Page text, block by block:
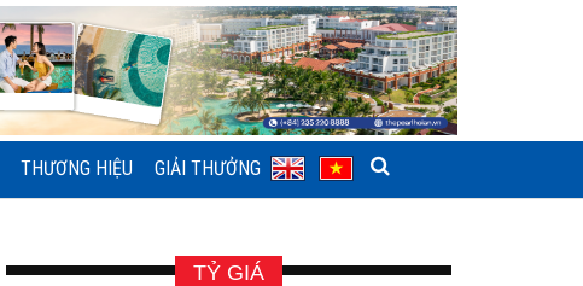
THƯƠNG HIỆU GIẢI THƯỞNG
TỶ GIÁ